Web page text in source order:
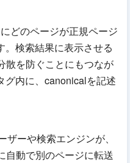
どのページが正規ページ
。検索結果に表示させる
散を防ぐことにもつなが
グ内に、canonicalを記述
ザーや検索エンジンが、
自動で別のページに転送